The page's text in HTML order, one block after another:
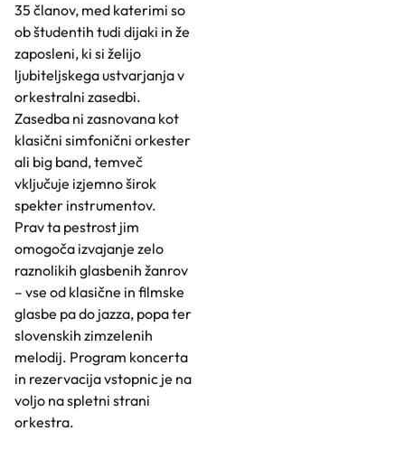
35 članov, med katerimi so
ob študentih tudi dijaki in že
zaposleni, ki si želijo
ljubiteljskega ustvarjanja v
orkestralni zasedbi.
Zasedba ni zasnovana kot
klasični simfonični orkester
ali big band, temveč
vključuje izjemno širok
spekter instrumentov.
Prav ta pestrost jim
omogoča izvajanje zelo
raznolikih glasbenih žanrov
– vse od klasične in filmske
glasbe pa do jazza, popa ter
slovenskih zimzelenih
melodij. Program koncerta
in rezervacija vstopnic je na
voljo na spletni strani
orkestra.